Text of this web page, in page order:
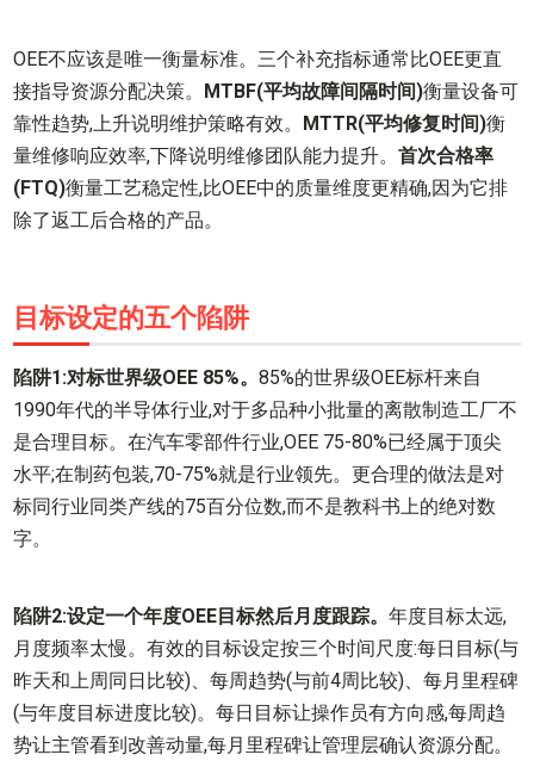
OEE不应该是唯一衡量标准。三个补充指标通常比OEE更直
接指导资源分配决策。 MTBF(平均故障间隔时间)衡量设备可
靠性趋势,上升说明维护策略有效。 MTTR(平均修复时间)衡
量维修响应效率,下降说明维修团队能力提升。首次合格率
(FTQ)衡量工艺稳定性,比OEE中的质量维度更精确,因为它排
除了返工后合格的产品。
目标设定的五个陷阱
陷阱1:对标世界级OEE 85%。85%的世界级OEE标杆来自
1990年代的半导体行业,对于多品种小批量的离散制造工厂不
是合理目标。在汽车零部件行业,OEE 75-80%已经属于顶尖
水平;在制药包装,70-75%就是行业领先。更合理的做法是对
标同行业同类产线的75百分位数,而不是教科书上的绝对数
字。
陷阱2:设定一个年度OEE目标然后月度跟踪。年度目标太远,
月度频率太慢。有效的目标设定按三个时间尺度:每日目标(与
昨天和上周同日比较)、每周趋势(与前4周比较)、每月里程碑
(与年度目标进度比较)。每日目标让操作员有方向感,每周趋
势让主管看到改善动量,每月里程碑让管理层确认资源分配。